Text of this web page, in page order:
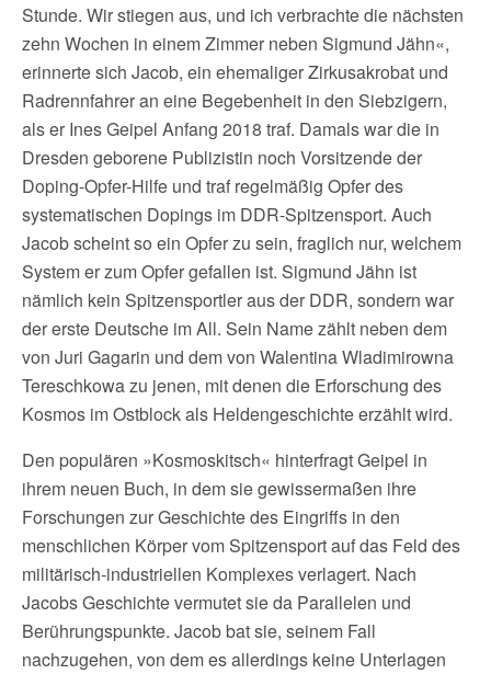
Stunde. Wir stiegen aus, und ich verbrachte die nächsten
zehn Wochen in einem Zimmer neben Sigmund Jähn«,
erinnerte sich Jacob, ein ehemaliger Zirkusakrobat und
Radrennfahrer an eine Begebenheit in den Siebzigern,
als er Ines Geipel Anfang 2018 traf. Damals war die in
Dresden geborene Publizistin noch Vorsitzende der
Doping-Opfer-Hilfe und traf regelmäßig Opfer des
systematischen Dopings im DDR-Spitzensport. Auch
Jacob scheint so ein Opfer zu sein, fraglich nur, welchem
System er zum Opfer gefallen ist. Sigmund Jähn ist
nämlich kein Spitzensportler aus der DDR, sondern war
der erste Deutsche im All. Sein Name zählt neben dem
von Juri Gagarin und dem von Walentina Wladimirowna
Tereschkowa zu jenen, mit denen die Erforschung des
Kosmos im Ostblock als Heldengeschichte erzählt wird.
Den populären »Kosmoskitsch« hinterfragt Geipel in
ihrem neuen Buch, in dem sie gewissermaßen ihre
Forschungen zur Geschichte des Eingriffs in den
menschlichen Körper vom Spitzensport auf das Feld des
militärisch-industriellen Komplexes verlagert. Nach
Jacobs Geschichte vermutet sie da Parallelen und
Berührungspunkte. Jacob bat sie, seinem Fall
nachzugehen, von dem es allerdings keine Unterlagen